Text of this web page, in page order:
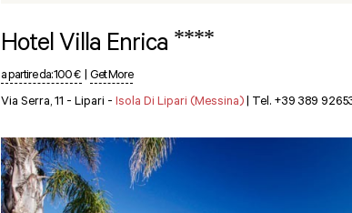
Hotel Villa Enrica ****
a partire da:100 € | Get More
Via Serra, 11 - Lipari - Isola Di Lipari (Messina) | Tel. +39 389